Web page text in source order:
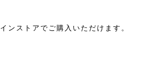
ストアでご購入いただけます。